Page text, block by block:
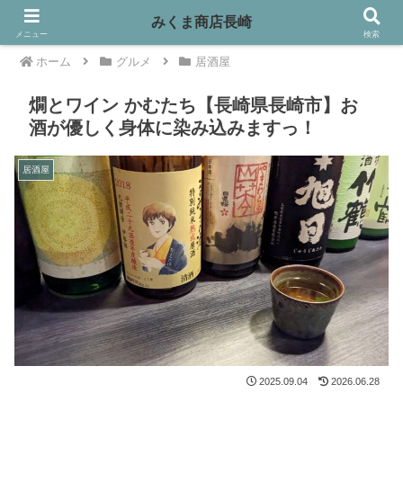
ホーム グルメ 居酒屋
燗とワイン かむたち【長崎県長崎市】お
酒が優しく身体に染み込みますっ！
居酒屋
2025.09.04 2026.06.28
メニュー
みくま商店長崎
検索